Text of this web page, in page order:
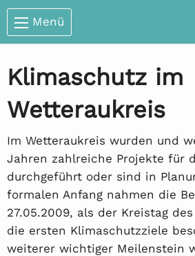
Menü
Klimaschutz im
Wetteraukreis
Im Wetteraukreis wurden und
Jahren zahlreiche Projekte für
durchgeführt oder sind in
formalen Anfang nahmen die
27.05.2009, als der Kreistag
die ersten Klimaschutzziele
weiterer wichtiger Meilenstein